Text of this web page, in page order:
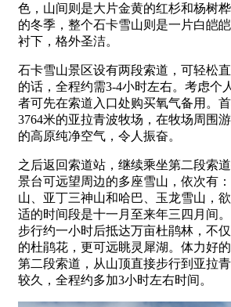
色，山间则是大片金黄的红杉和杨树
的冬季，整个石卡雪山则是一片白皑
衬下，格外圣洁。
石卡雪山景区设有两段索道，可轻松
的话，全程约需3-4小时左右。考虑个
者可先在索道入口处购买氧气备用。
3764米的亚拉青波牧场，在牧场周围
的高原纯净空气，令人振奋。
之后返回索道站，继续乘坐第二段索
景台可远望周边的多座雪山，依次有
山、亚丁三神山和哈巴、玉龙雪山，
适的时间段是十一月至来年三四月间
步行约一小时后抵达万亩杜鹃林，不
的杜鹃花，更可远眺灵犀湖。体力好
第二段索道，从山顶直接步行到亚拉
较久，全程约多加3小时左右时间。